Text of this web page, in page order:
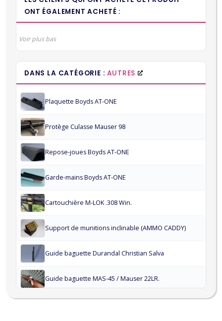
ONT ÉGALEMENT ACHETÉ :
Voir plus bas
DANS LA CATÉGORIE :AUTRES
Plaquette Boyds AT-ONE
Protège Culasse Mauser 98
Repose-joues Boyds AT-ONE
Garde-mains Boyds AT-ONE
Cartouchière M-LOK .308 Win.
Support de munitions inclinable (AMMO CADDY)
Guide baguette Durandal Christian Salva
Guide baguette MAS-45 / Mauser 22LR.